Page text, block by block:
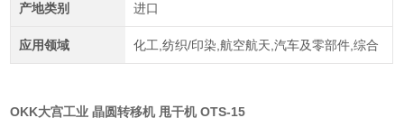
产地类别 进口
应用领域 化工,纺织/印染,航空航天,汽车及零部件,综合
OKK大宫工业 晶圆转移机 甩干机OTS-15